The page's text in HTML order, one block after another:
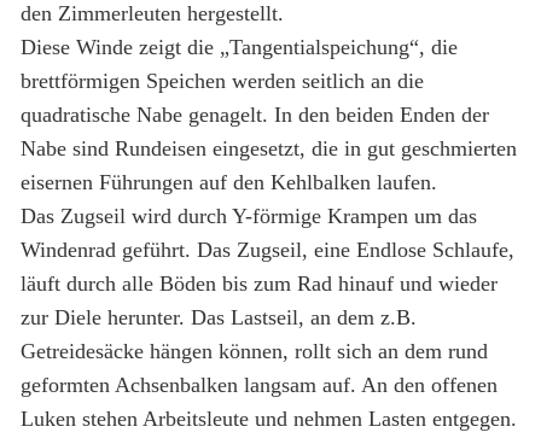
den Zimmerleuten hergestellt.
Diese Winde zeigt die „Tangentialspeichung“, die
brettförmigen Speichen werden seitlich an die
quadratische Nabe genagelt. In den beiden Enden der
Nabe sind Rundeisen eingesetzt, die in gut geschmierten
eisernen Führungen auf den Kehlbalken laufen.
Das Zugseil wird durch Y-förmige Krampen um das
Windenrad geführt. Das Zugseil, eine Endlose Schlaufe,
läuft durch alle Böden bis zum Rad hinauf und wieder
zur Diele herunter. Das Lastseil, an dem z.B.
Getreidesäcke hängen können, rollt sich an dem rund
geformten Achsenbalken langsam auf. An den offenen
Luken stehen Arbeitsleute und nehmen Lasten entgegen.